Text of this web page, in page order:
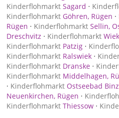
Kinderflohmarkt Sagard ·
Kinderflohmarkt Göhren, Rügen ·
Rügen · Kinderflohmarkt Sellin,
Dreschvitz · Kinderflohmarkt Wiek
Kinderflohmarkt Patzig ·
Kinderflohmarkt Ralswiek ·
Kinderflohmarkt Dranske ·
Kinderflohmarkt Middelhagen,
· Kinderflohmarkt Ostseebad Binz
Neuenkirchen, Rügen ·
Kinderflohmarkt Thiessow ·